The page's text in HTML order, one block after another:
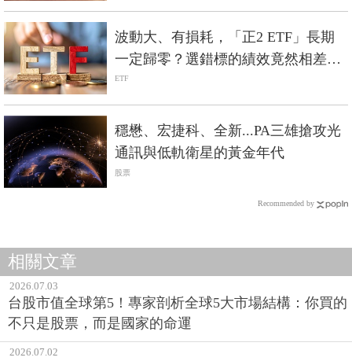
波動大、有損耗，「正2 ETF」長期
一定歸零？選錯標的績效竟然相差5
倍？
ETF
穩懋、宏捷科、全新...PA三雄搶攻光
通訊與低軌衛星的黃金年代
股票
Recommended by
相關文章
2026.07.03
台股市值全球第5！專家剖析全球5大市場結構：你買的
不只是股票，而是國家的命運
2026.07.02